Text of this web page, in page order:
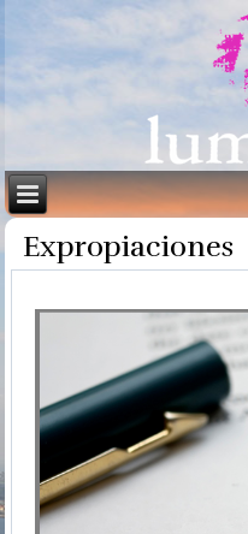
Expropiaciones